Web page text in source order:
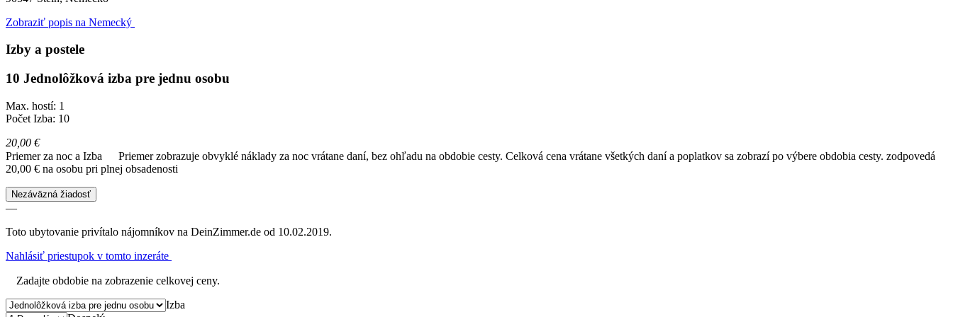
Zobraziť popis na Nemecký
Izby a postele
10 Jednolôžková izba pre jednu osobu
Max. hostí: 1
Počet Izba: 10
20,00 €
Priemer za noc a Izba
Priemer zobrazuje obvyklé náklady za noc vrátane daní, bez ohľadu na obdobie cesty. Celková cena vrátane všetkých daní a poplatkov sa zobrazí po výbere obdobia cesty. zodpovedá
20,00 € na osobu pri plnej obsadenosti
Nezáväzná žiadosť
—
Toto ubytovanie privítalo nájomníkov na DeinZimmer.de od 10.02.2019.
Nahlásiť priestupok v tomto inzeráte
Zadajte obdobie na zobrazenie celkovej ceny.
Izba